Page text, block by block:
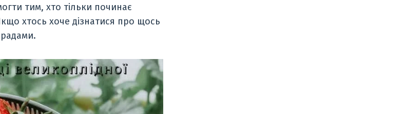
тим, хто тільки починає
хтось хоче дізнатися про щось